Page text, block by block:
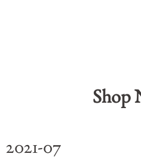
Shop
2021-07